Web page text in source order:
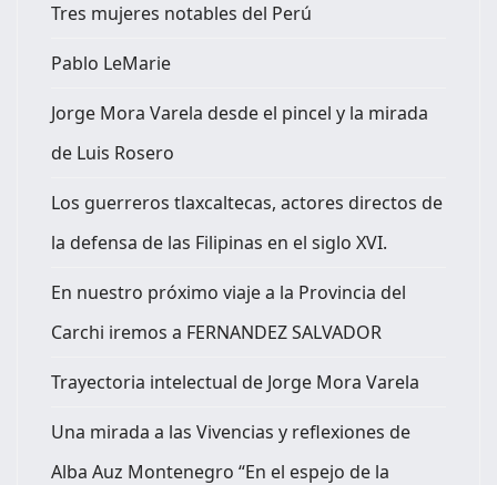
Tres mujeres notables del Perú
Pablo LeMarie
Jorge Mora Varela desde el pincel y la mirada
de Luis Rosero
Los guerreros tlaxcaltecas, actores directos de
la defensa de las Filipinas en el siglo XVI.
En nuestro próximo viaje a la Provincia del
Carchi iremos a FERNANDEZ SALVADOR
Trayectoria intelectual de Jorge Mora Varela
Una mirada a las Vivencias y reflexiones de
Alba Auz Montenegro “En el espejo de la